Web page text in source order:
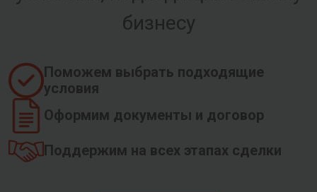
бизнесу
Поможем выбрать подходящие
условия
Оформим документы и договор
Поддержим на всех этапах сделки